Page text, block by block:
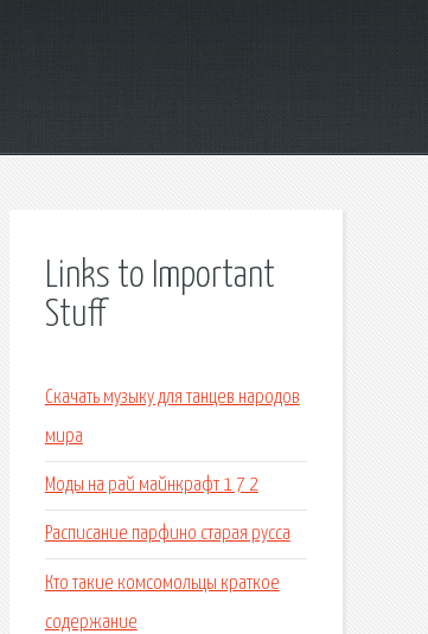
Links to Important
Stuff
Скачать музыку для танцев народов
мира
Моды на рай майнкрафт 1 7 2
Расписание парфино старая русса
Кто такие комсомольцы краткое
содержание